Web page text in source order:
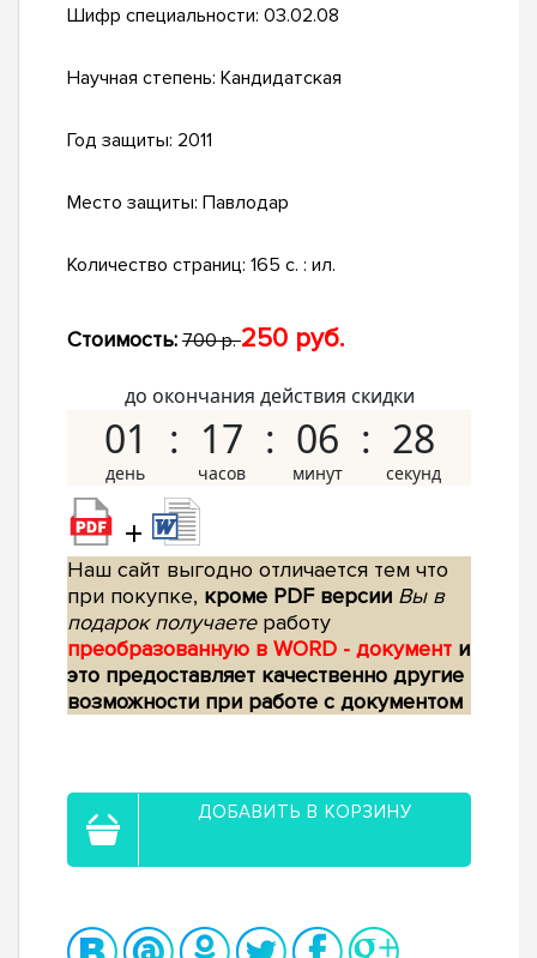
Шифр специальности: 03.02.08
Научная степень: Кандидатская
Год защиты: 2011
Место защиты: Павлодар
Количество страниц: 165 с. : ил.
Стоимость: 700 р.250 руб.
до окончания действия скидки
01 17 06 27
+
Наш сайт выгодно отличается тем что
при покупке, кроме PDF версии Вы в
подарок получаетеработу
преобразованную в WORD - документ и
это предоставляет качественно другие
возможности при работе с документом
ДОБАВИТЬ В КОРЗИНУ